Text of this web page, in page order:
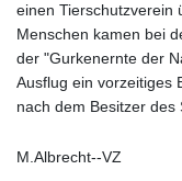
einen Tierschutzverein
Menschen kamen bei
der "Gurkenernte der
Ausflug ein vorzeitiges
nach dem Besitzer des
M.Albrecht--VZ